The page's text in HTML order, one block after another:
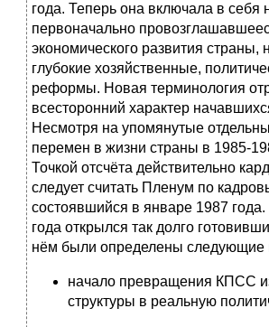
года. Теперь она включала в себя
первоначально
экономического развития страны,
глубокие хозяйственные,
реформы. Новая терминология
всесторонний характер
Несмотря на упомянутые
перемен в жизни страны в 1985-
Точкой отсчёта действительно
следует считать Пленум по
состоявшийся в январе 1987
года открылся так долго
нём были определены следующие
начало превращения КПСС
структуры в реальную